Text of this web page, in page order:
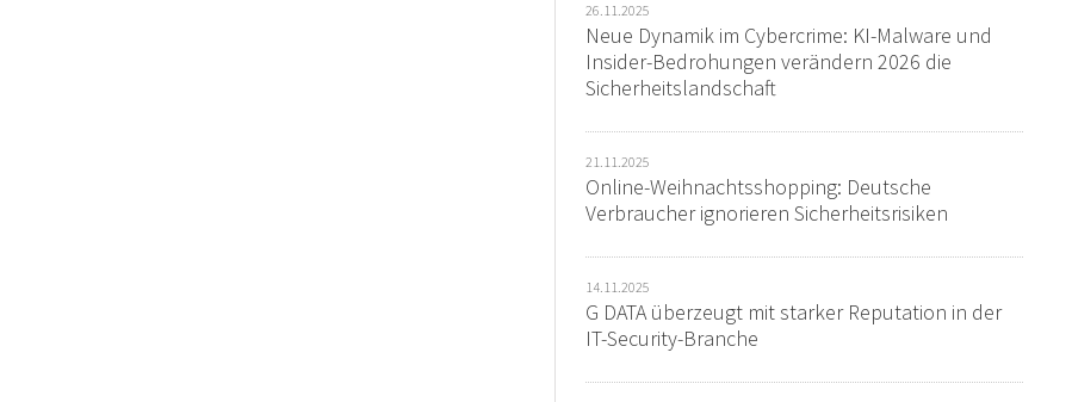
26.11.2025
Neue Dynamik im Cybercrime: KI-Malware und
Insider-Bedrohungen verändern 2026 die
Sicherheitslandschaft
21.11.2025
Online-Weihnachtsshopping: Deutsche
Verbraucher ignorieren Sicherheitsrisiken
14.11.2025
G DATA überzeugt mit starker Reputation in der
IT-Security-Branche